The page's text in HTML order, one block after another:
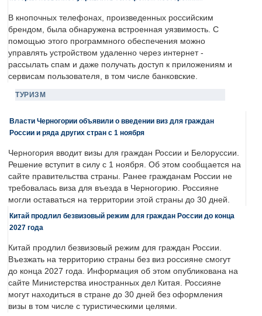
В кнопочных телефонах, произведенных российским
брендом, была обнаружена встроенная уязвимость. С
помощью этого программного обеспечения можно
управлять устройством удаленно через интернет -
рассылать спам и даже получать доступ к приложениям и
сервисам пользователя, в том числе банковские.
ТУРИЗМ
Власти Черногории объявили о введении виз для граждан
России и ряда других стран с 1 ноября
Черногория вводит визы для граждан России и Белоруссии.
Решение вступит в силу с 1 ноября. Об этом сообщается на
сайте правительства страны. Ранее гражданам России не
требовалась виза для въезда в Черногорию. Россияне
могли оставаться на территории этой страны до 30 дней.
Китай продлил безвизовый режим для граждан России до конца
2027 года
Китай продлил безвизовый режим для граждан России.
Въезжать на территорию страны без виз россияне смогут
до конца 2027 года. Информация об этом опубликована на
сайте Министерства иностранных дел Китая. Россияне
могут находиться в стране до 30 дней без оформления
визы в том числе с туристическими целями.